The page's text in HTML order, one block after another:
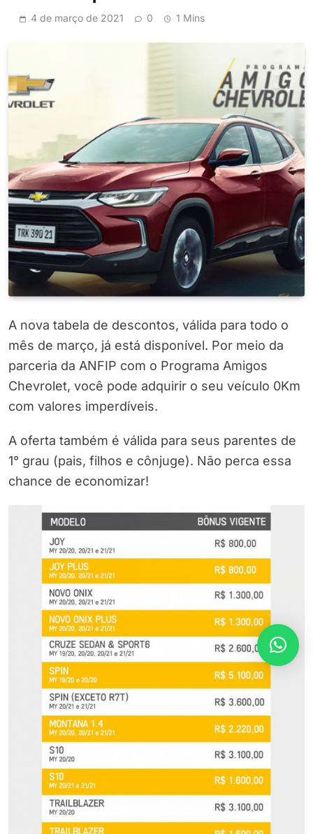
4 de março de 2021 0 1 Mins
A nova tabela de descontos, válida para todo o
mês de março, já está disponível. Por meio da
parceria da ANFIP com o Programa Amigos
Chevrolet, você pode adquirir o seu veículo 0Km
com valores imperdíveis.
A oferta também é válida para seus parentes de
1° grau (pais, filhos e cônjuge). Não perca essa
chance de economizar!